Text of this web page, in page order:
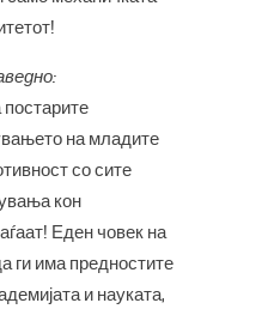
на младите
со сите
кон
Еден човек на
ги има предностите
и науката,